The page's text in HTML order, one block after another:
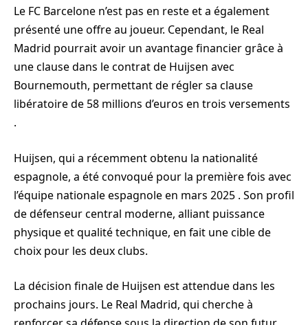
Le FC Barcelone n’est pas en reste et a également
présenté une offre au joueur. Cependant, le Real
Madrid pourrait avoir un avantage financier grâce à
une clause dans le contrat de Huijsen avec
Bournemouth, permettant de régler sa clause
libératoire de 58 millions d’euros en trois versements
.
Huijsen, qui a récemment obtenu la nationalité
espagnole, a été convoqué pour la première fois avec
l’équipe nationale espagnole en mars 2025 . Son profil
de défenseur central moderne, alliant puissance
physique et qualité technique, en fait une cible de
choix pour les deux clubs.
La décision finale de Huijsen est attendue dans les
prochains jours. Le Real Madrid, qui cherche à